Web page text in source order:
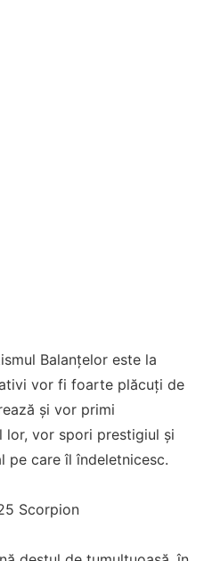
Balanțelor este la
vor fi foarte plăcuți de
și vor primi
lor, vor spori prestigiul și
pe care îl îndeletnicesc.
Scorpion